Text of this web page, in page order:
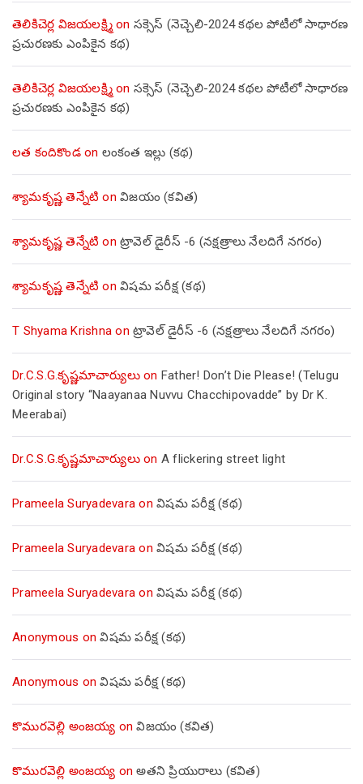
తెలికిచెర్ల విజయలక్ష్మిon సక్సెస్ (నెచ్చెలి-2024 కథల పోటీలో సాధారణ
ప్రచురణకు ఎంపికైన కథ)
తెలికిచెర్ల విజయలక్ష్మిon సక్సెస్ (నెచ్చెలి-2024 కథల పోటీలో సాధారణ
ప్రచురణకు ఎంపికైన కథ)
లత కందికొండon లంకంత ఇల్లు (కథ)
శ్యామకృష్ణ తెన్నేటి on విజయం (కవిత)
శ్యామకృష్ణ తెన్నేటి on ట్రావెల్ డైరీస్ -6 (నక్షత్రాలు నేలదిగే నగరం)
శ్యామకృష్ణ తెన్నేటి on విషమ పరీక్ష (క‌థ‌)
T Shyama Krishna on ట్రావెల్ డైరీస్ -6 (నక్షత్రాలు నేలదిగే నగరం)
Dr.C.S.G.కృష్ణమాచార్యులుon Father! Don’t Die Please! (Telugu
Original story “Naayanaa Nuvvu Chacchipovadde” by Dr K.
Meerabai)
Dr.C.S.G.కృష్ణమాచార్యులుon A flickering street light
Prameela Suryadevara on విషమ పరీక్ష (క‌థ‌)
Prameela Suryadevara on విషమ పరీక్ష (క‌థ‌)
Prameela Suryadevara on విషమ పరీక్ష (క‌థ‌)
Anonymous onవిషమ పరీక్ష (క‌థ‌)
Anonymous onవిషమ పరీక్ష (క‌థ‌)
కొమురవెల్లి అంజయ్య onవిజయం (కవిత)
కొమురవెల్లి అంజయ్య onఅతని ప్రియురాలు (కవిత)